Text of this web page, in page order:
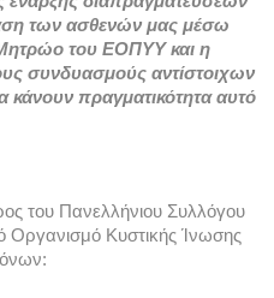
των ασθενών μας μέσω
Μητρώο του ΕΟΠΥΥ και η
συνδυασμούς αντίστοιχων
κάνουν πραγματικότητα αυτό
του Πανελλήνιου Συλλόγου
Οργανισμό Κυστικής Ίνωσης